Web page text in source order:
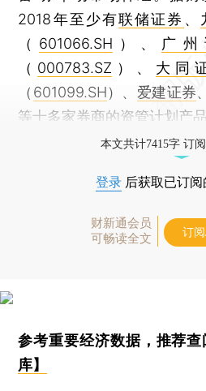
2018年至少有联储证券 、
（ 601066.SH ）、 广州
（ 000783.SZ ）、 大同
（ 601099.SH）、 爱建证券、
等十多家券商的资管计划产品
本文共计7415字 订
登录 后获取已订
财新通会员
可畅读全文
订
参考重要经济数据，推荐查
库】